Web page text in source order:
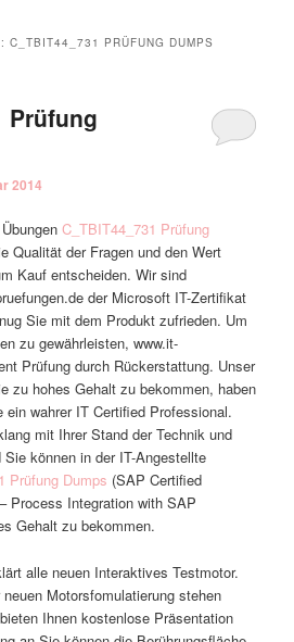
C_TBIT44_731 PRÜFUNG DUMPS
Prüfung
2014
C_TBIT44_731 Prüfung
Qualität der Fragen und den Wert
Kauf entscheiden. Wir sind
der Microsoft IT-Zertifikat
Sie mit dem Produkt zufrieden. Um
zu gewährleisten, www.it-
Prüfung durch Rückerstattung. Unser
zu hohes Gehalt zu bekommen, haben
wahrer IT Certified Professional.
mit Ihrer Stand der Technik und
können in der IT-Angestellte
Prüfung Dumps (SAP Certified
Process Integration with SAP
Gehalt zu bekommen.
alle neuen Interaktives Testmotor.
Motorsfomulatierung stehen
Ihnen kostenlose Präsentation